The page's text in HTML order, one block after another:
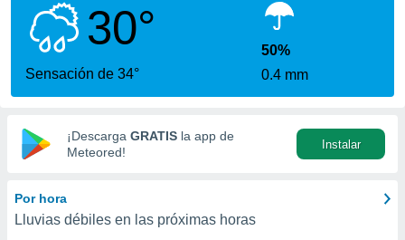
para
que se
calidad.
a este
las
y
digital
basada
30°
Sensación de 34°
50%
0.4 mm
¡Descarga GRATIS la app de
Meteored!
Instalar
Por hora
Lluvias débiles en las próximas horas